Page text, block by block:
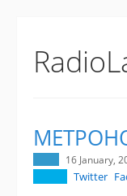
16 January,
Twitter